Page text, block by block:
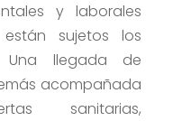
y laborales
sujetos los
Una llegada de
acompañada
sanitarias,